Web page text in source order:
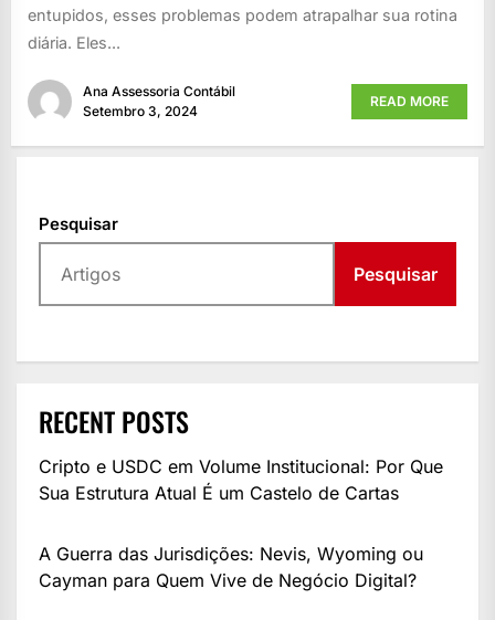
entupidos, esses problemas podem atrapalhar sua rotina
diária. Eles...
Ana Assessoria Contábil
Setembro 3, 2024
READ MORE
Pesquisar
Pesquisar
RECENT POSTS
Cripto e USDC em Volume Institucional: Por Que
Sua Estrutura Atual É um Castelo de Cartas
A Guerra das Jurisdições: Nevis, Wyoming ou
Cayman para Quem Vive de Negócio Digital?